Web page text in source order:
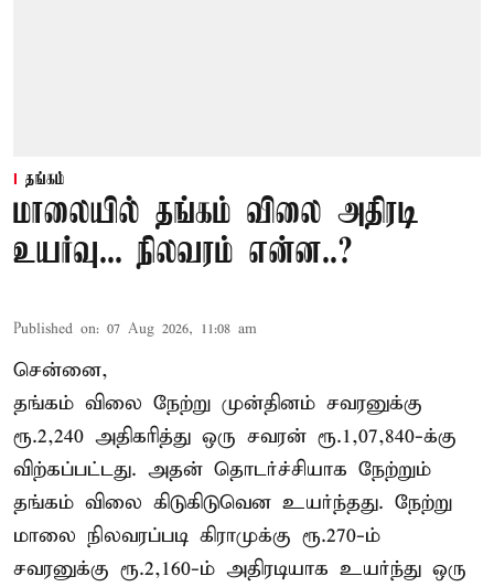
தங்கம்
மாலையில் தங்கம் விலை அதிரடி
உயர்வு... நிலவரம் என்ன..?
Published on: 07 Aug 2026, 11:08 am
சென்னை,
தங்கம் விலை நேற்று முன்தினம் சவரனுக்கு
ரூ.2,240 அதிகரித்து ஒரு சவரன் ரூ.1,07,840-க்கு
விற்கப்பட்டது. அதன் தொடர்ச்சியாக நேற்றும்
தங்கம் விலை கிடுகிடுவென உயர்ந்தது. நேற்று
மாலை நிலவரப்படி கிராமுக்கு ரூ.270-ம்
சவரனுக்கு ரூ.2,160-ம் அதிரடியாக உயர்ந்து ஒரு